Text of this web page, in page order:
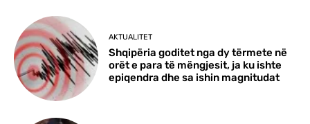
AKTUALITET
Shqipëria goditet nga dy tërmete në
orët e para të mëngjesit, ja ku ishte
epiqendra dhe sa ishin magnitudat